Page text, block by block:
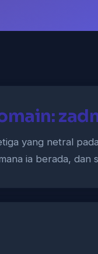
yang netral pada
ia berada, dan